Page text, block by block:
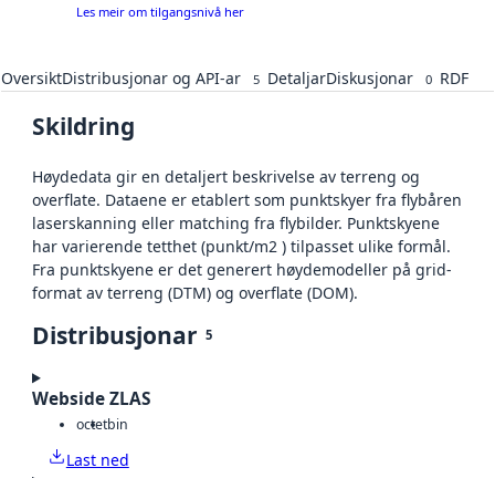
Les meir om tilgangsnivå her
OversiktDistribusjonar og API-ar 5 DetaljarDiskusjonar 0 RDF
Skildring
Høydedata gir en detaljert beskrivelse av terreng og
overflate. Dataene er etablert som punktskyer fra flybåren
laserskanning eller matching fra flybilder. Punktskyene
har varierende tetthet (punkt/m2 ) tilpasset ulike formål.
Fra punktskyene er det generert høydemodeller på grid-
format av terreng (DTM) og overflate (DOM).
Distribusjonar 5
Webside ZLAS
octetbin
Last ned